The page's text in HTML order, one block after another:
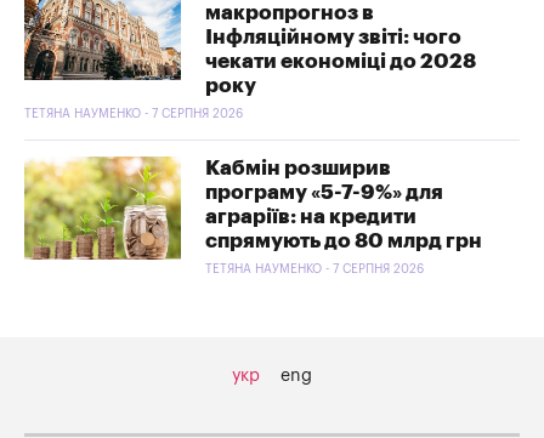
макропрогноз в
Інфляційному звіті: чого
чекати економіці до 2028
року
ТЕТЯНА НАУМЕНКО - 7 СЕРПНЯ 2026
Кабмін розширив
програму «5-7-9%» для
аграріїв: на кредити
спрямують до 80 млрд грн
ТЕТЯНА НАУМЕНКО - 7 СЕРПНЯ 2026
укр eng